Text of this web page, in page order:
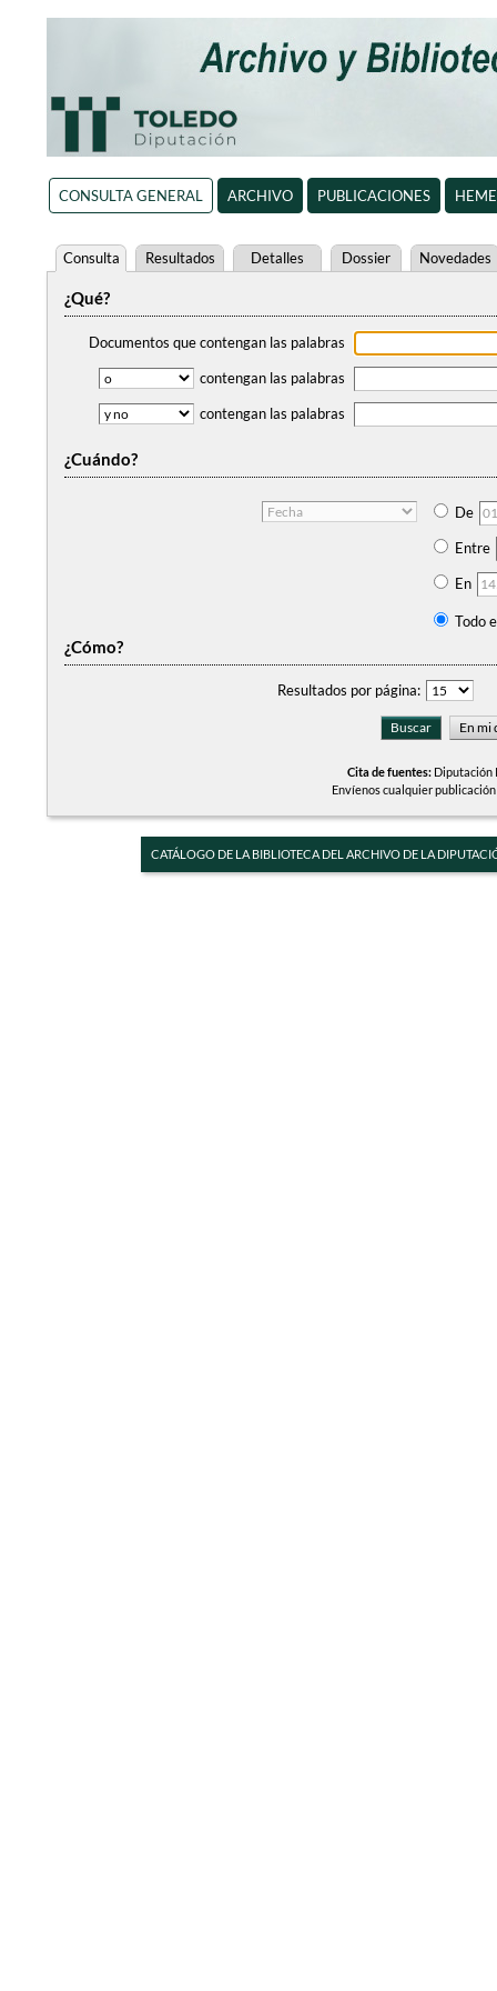
CONSULTA GENERAL ARCHIVO PUBLICACIONES
Consulta Resultados Detalles Dossier Novedades
¿Qué?
Documentos que contengan las palabras
contengan las palabras
contengan las palabras
¿Cuándo?
De
Entre
En
Todo
¿Cómo?
Resultados por página:
Cita de fuentes:Diputación
Envíenos cualquier
CATÁLOGO DE LA BIBLIOTECA DEL ARCHIVO DE LA